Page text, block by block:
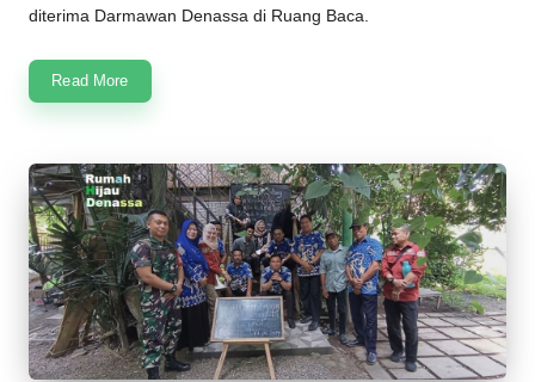
diterima Darmawan Denassa di Ruang Baca.
Read More